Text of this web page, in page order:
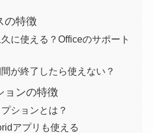
の特徴
に使える？Officeのサポート
が終了したら使えない？
ョンの特徴
ションとは？
アプリも使える